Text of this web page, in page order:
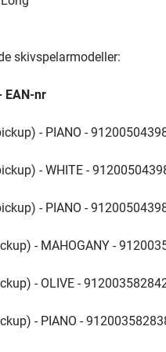
skivspelarmodeller:
EAN-nr
- PIANO -
- WHITE -
- PIANO -
- MAHOGANY -
- OLIVE -
- PIANO -